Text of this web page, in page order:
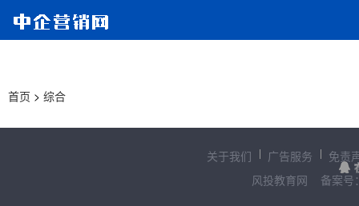
首页 > 综合
关于我们 广告服务
免责
风投教育网
备案号